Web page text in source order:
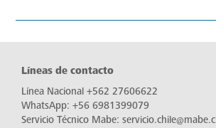
Líneas de contacto
Línea Nacional +562 27606622
WhatsApp: +56 6981399079
Servicio Técnico Mabe: servicio.chile@mabe.cl